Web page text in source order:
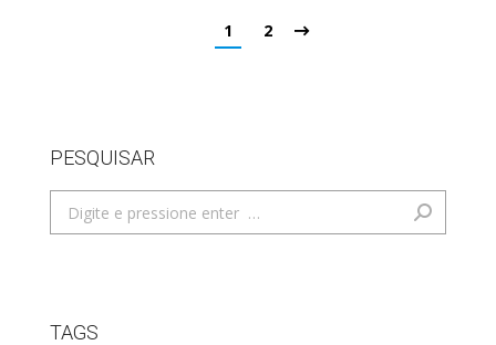
1 2
PESQUISAR
Search:
TAGS